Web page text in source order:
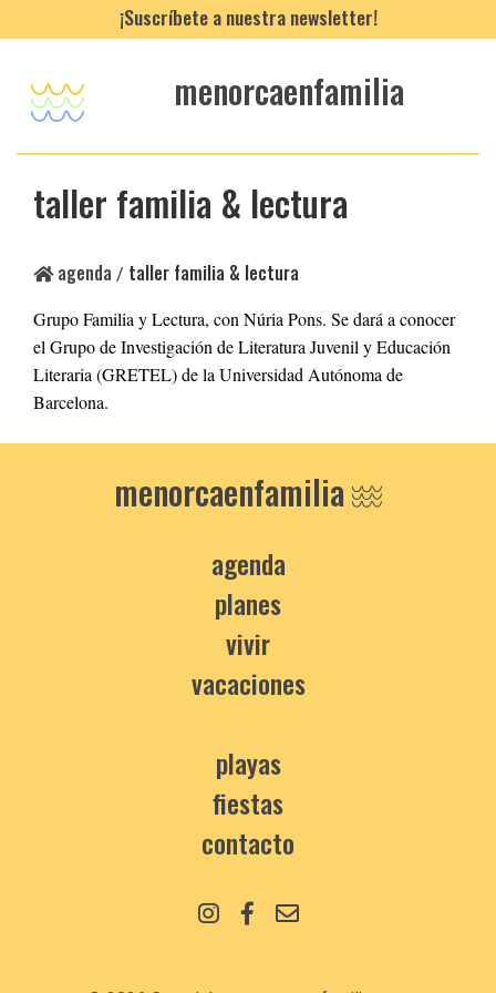
¡Suscríbete a nuestra newsletter!
menorcaenfamilia
taller familia & lectura
agenda / taller familia & lectura
Grupo Familia y Lectura, con Núria Pons. Se dará a conocer
el Grupo de Investigación de Literatura Juvenil y Educación
Literaria (GRETEL) de la Universidad Autónoma de
Barcelona.
menorcaenfamilia
agenda
planes
vivir
vacaciones
playas
fiestas
contacto